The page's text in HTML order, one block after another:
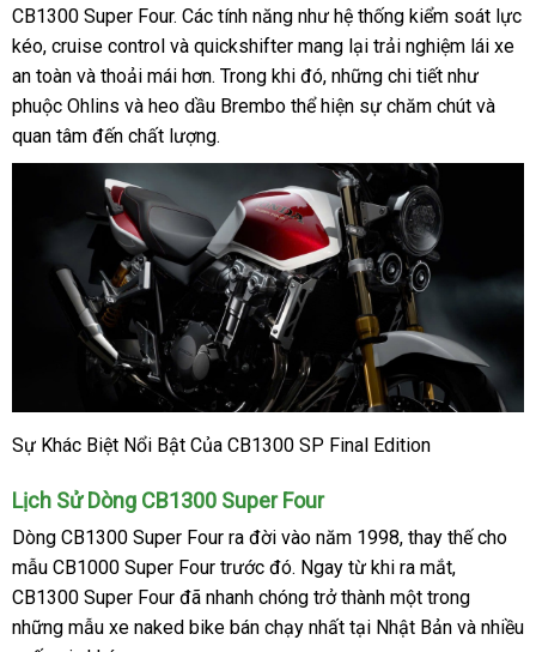
CB1300 Super Four. Các tính năng như hệ thống kiểm soát lực
kéo, cruise control và quickshifter mang lại trải nghiệm lái xe
an toàn và thoải mái hơn. Trong khi đó, những chi tiết như
phuộc Ohlins và heo dầu Brembo thể hiện sự chăm chút và
quan tâm đến chất lượng.
Sự Khác Biệt Nổi Bật Của CB1300 SP Final Edition
Lịch Sử Dòng CB1300 Super Four
Dòng CB1300 Super Four ra đời vào năm 1998, thay thế cho
mẫu CB1000 Super Four trước đó. Ngay từ khi ra mắt,
CB1300 Super Four đã nhanh chóng trở thành một trong
những mẫu xe naked bike bán chạy nhất tại Nhật Bản và nhiều